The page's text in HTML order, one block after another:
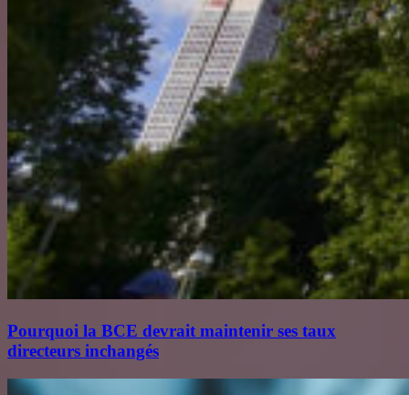
Pourquoi la BCE devrait maintenir ses taux
directeurs inchangés